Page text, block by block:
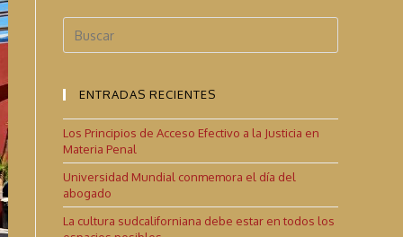
e
b
o
k
u
T
b
e
C
h
a
ENTRADAS RECIENTES
Los Principios de Acceso Efectivo a la Justicia en
Materia Penal
Universidad Mundial conmemora el día del
abogado
La cultura sudcaliforniana debe estar en todos los